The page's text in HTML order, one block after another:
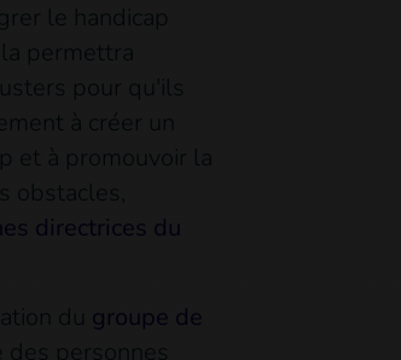
le handicap
permettra
pour qu'ils
à créer un
et à promouvoir la
obstacles,
directrices du
du groupe de
des personnes